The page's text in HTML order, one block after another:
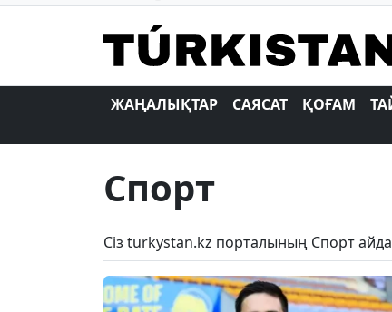
ЖАҢАЛЫҚТАР САЯСАТ ҚОҒАМ
Спорт
Сіз turkystan.kz порталының Спорт